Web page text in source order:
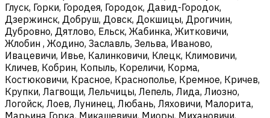
Глуск, Горки, Городея, Городок, Давид-Городок,
Дзержинск, Добруш, Довск, Докшицы, Дрогичин,
Дубровно, Дятлово, Ельск, Жабинка, Житковичи,
Жлобин , Жодино, Заславль, Зельва, Иваново,
Ивацевичи, Ивье, Калинковичи, Клецк, Климовичи,
Кличев, Кобрин, Копыль, Кореличи, Корма,
Костюковичи, Красное, Краснополье, Кремное, Кричев,
Крупки, Лагвощи, Лельчицы, Лепель, Лида, Лиозно,
Логойск, Лоев, Лунинец, Любань, Ляховичи, Малорита,
Марьина Горка, Микашевичи, Миоры, Михановичи,